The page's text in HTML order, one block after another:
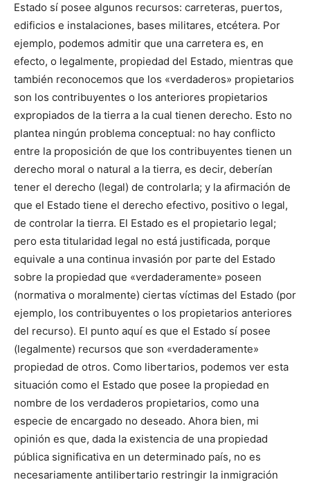
Estado sí posee algunos recursos: carreteras, puertos,
edificios e instalaciones, bases militares, etcétera. Por
ejemplo, podemos admitir que una carretera es, en
efecto, o legalmente, propiedad del Estado, mientras que
también reconocemos que los «verdaderos» propietarios
son los contribuyentes o los anteriores propietarios
expropiados de la tierra a la cual tienen derecho. Esto no
plantea ningún problema conceptual: no hay conflicto
entre la proposición de que los contribuyentes tienen un
derecho moral o natural a la tierra, es decir, deberían
tener el derecho (legal) de controlarla; y la afirmación de
que el Estado tiene el derecho efectivo, positivo o legal,
de controlar la tierra. El Estado es el propietario legal;
pero esta titularidad legal no está justificada, porque
equivale a una continua invasión por parte del Estado
sobre la propiedad que «verdaderamente» poseen
(normativa o moralmente) ciertas víctimas del Estado (por
ejemplo, los contribuyentes o los propietarios anteriores
del recurso). El punto aquí es que el Estado sí posee
(legalmente) recursos que son «verdaderamente»
propiedad de otros. Como libertarios, podemos ver esta
situación como el Estado que posee la propiedad en
nombre de los verdaderos propietarios, como una
especie de encargado no deseado. Ahora bien, mi
opinión es que, dada la existencia de una propiedad
pública significativa en un determinado país, no es
necesariamente antilibertario restringir la inmigración